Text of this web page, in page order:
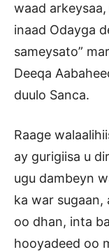
waad
inaad Odayga
sameysato”
Deeqa
duulo Sanca.
Raage
ay gurigiisa u
ugu dambeyn
ka war sugaan,
oo dhan, inta
hooyadeed oo